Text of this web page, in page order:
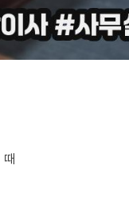
때